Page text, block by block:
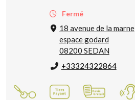
Fermé
18 avenue de la marne
espace godard
08200 SEDAN
+33324322864